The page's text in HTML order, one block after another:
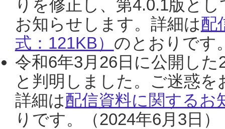
りを修正し、第4.0.1版と
お知らせします。詳細は配
式：121KB） のとおりです
令和6年3月26日に公開し
と判明しました。ご迷惑
詳細は配信資料に関するお
りです。（2024年6月3日）